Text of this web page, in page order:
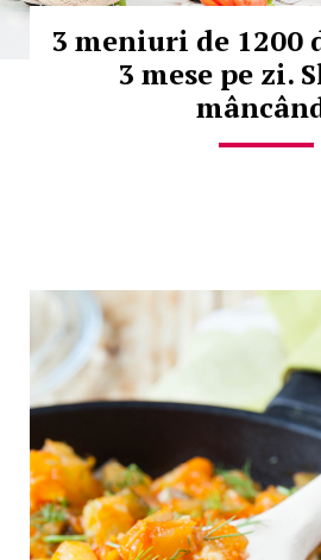
3 meniuri de 1200
3 mese pe zi.